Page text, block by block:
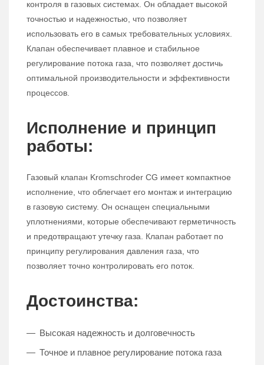
контроля в газовых системах. Он обладает высокой
точностью и надежностью, что позволяет
использовать его в самых требовательных условиях.
Клапан обеспечивает плавное и стабильное
регулирование потока газа, что позволяет достичь
оптимальной производительности и эффективности
процессов.
Исполнение и принцип
работы:
Газовый клапан Kromschroder CG имеет компактное
исполнение, что облегчает его монтаж и интеграцию
в газовую систему. Он оснащен специальными
уплотнениями, которые обеспечивают герметичность
и предотвращают утечку газа. Клапан работает по
принципу регулирования давления газа, что
позволяет точно контролировать его поток.
Достоинства:
Высокая надежность и долговечность
Точное и плавное регулирование потока газа